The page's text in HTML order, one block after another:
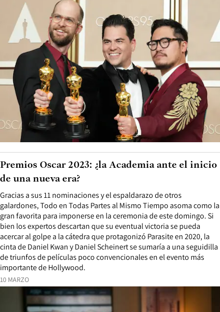
10 MARZO
Gracias a sus 11 nominaciones y el espaldarazo de otros
galardones, Todo en Todas Partes al Mismo Tiempo asoma como la
gran favorita para imponerse en la ceremonia de este domingo. Si
bien los expertos descartan que su eventual victoria se pueda
acercar al golpe a la cátedra que protagonizó Parasite en 2020, la
cinta de Daniel Kwan y Daniel Scheinert se sumaría a una seguidilla
de triunfos de películas poco convencionales en el evento más
importante de Hollywood.
Premios Oscar 2023: ¿la Academia ante el inicio
de una nueva era?